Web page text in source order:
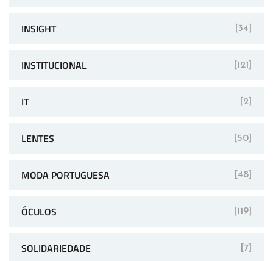
INSIGHT [34]
INSTITUCIONAL [121]
IT [2]
LENTES [50]
MODA PORTUGUESA [48]
ÓCULOS [119]
SOLIDARIEDADE [7]